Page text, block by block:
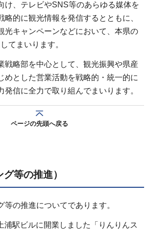
け、テレビやSNS等のあらゆる媒体を
略的に観光情報を発信するとともに、
光キャンペーンなどにおいて、本県の
てまいります。
戦略部を中心として、観光振興や県産
めとした営業活動を戦略的・統一的に
発信に全力で取り組んでまいります。
ページの先頭へ戻る
グ等の推進）
等の推進についてであります。
浦駅ビルに開業しました「りんりんス